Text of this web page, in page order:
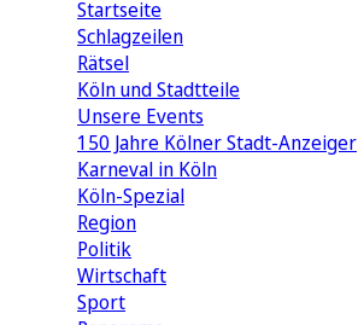
Startseite
Schlagzeilen
Rätsel
Köln und Stadtteile
Unsere Events
150 Jahre Kölner Stadt-Anzeiger
Karneval in Köln
Köln-Spezial
Region
Politik
Wirtschaft
Sport